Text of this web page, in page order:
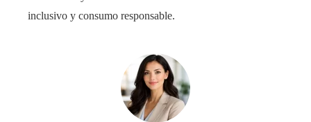
inclusivo y consumo responsable.